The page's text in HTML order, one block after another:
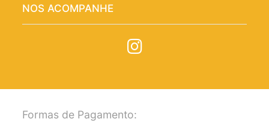
NOS ACOMPANHE
Formas de Pagamento: